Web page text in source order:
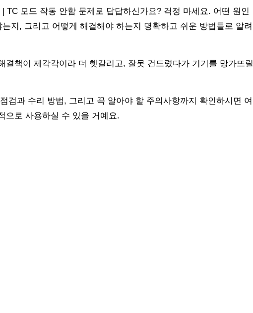
TC 모드 작동 안함 문제로 답답하신가요? 걱정 마세요. 어떤 원인
지, 그리고 어떻게 해결해야 하는지 명확하고 쉬운 방법들로 알려
결책이 제각각이라 더 헷갈리고, 잘못 건드렸다가 기기를 망가뜨릴
검과 수리 방법, 그리고 꼭 알아야 할 주의사항까지 확인하시면 여
으로 사용하실 수 있을 거예요.